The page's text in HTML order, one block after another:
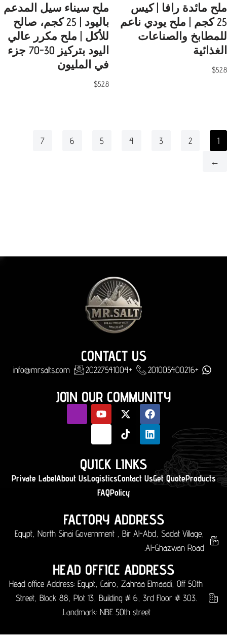
ملح مائدة رافا | كيس
25 كجم | ملح يودي ناعم
للمطابخ والصناعات
الغذائية
$52.8
ملح سيناء سيل المدعم
باليود | 25 كجم، صالح
للأكل | ملح مكرر عالي
اليود بتركيز 30-70 جزء
في المليون
$52.8
1
2
3
4
5
6
7
←
CONTACT US
+201005400216
+20227541004
info@mrsalts.com
JOIN OUR COMMUNITY
QUICK LINKS
Products
Get Quote
Contact Us
Logistics
About Us
Private Label
Policy
FAQ
FACTORY ADDRESS
Egypt, North Sinai Government , Bir Al-Abd, Sadat Village,
Al-Ghazwan Road.
HEAD OFFICE ADDRESS
Head office Address: Egypt, Cairo, Zahraa Elmaadi, Off 50th
Street, Block 88, Plot 13, Building # 6, 3rd Floor # 303.
Landmark: NBE 50th street.​​